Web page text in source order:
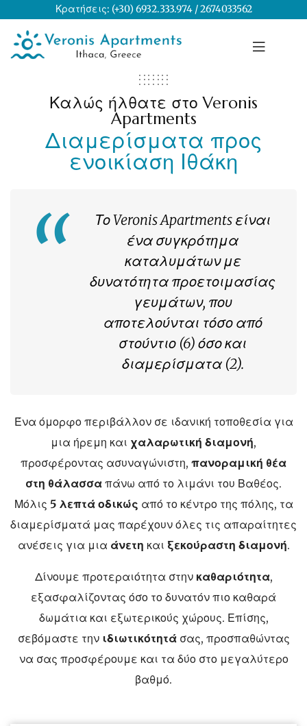
Κρατήσεις: (+30) 6932.333.974/2674033562
Καλώς ήλθατε στο Veronis
Apartments
Διαμερίσματα προς
ενοικίαση Ιθάκη
Το Veronis Apartments είναι
ένα συγκρότημα
καταλυμάτων με
δυνατότητα προετοιμασίας
γευμάτων, που
αποτελούνται τόσο από
στούντιο (6) όσο και
διαμερίσματα (2).
Ένα όμορφο περιβάλλον σε ιδανική τοποθεσία για
μια ήρεμη και χαλαρωτική διαμονή,
προσφέροντας ασυναγώνιστη, πανοραμική θέα
στη θάλασσα πάνω από το λιμάνι του Βαθέος.
Μόλις 5 λεπτά οδικώς από το κέντρο της πόλης, τα
διαμερίσματά μας παρέχουν όλες τις απαραίτητες
ανέσεις για μια άνετη και ξεκούραστη διαμονή.
Δίνουμε προτεραιότητα στην καθαριότητα,
εξασφαλίζοντας όσο το δυνατόν πιο καθαρά
δωμάτια και εξωτερικούς χώρους. Επίσης,
σεβόμαστε την ιδιωτικότητάσας, προσπαθώντας
να σας προσφέρουμε και τα δύο στο μεγαλύτερο
βαθμό.